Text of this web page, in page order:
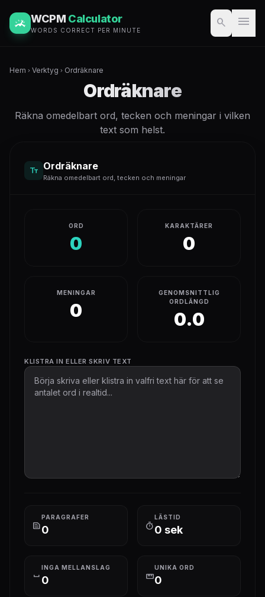
WCPM Calculator
WORDS CORRECT PER MINUTE
search menu
Hem chevron_right Verktyg chevron_right Ordräknare
Ordräknare
Räkna omedelbart ord, tecken och meningar i vilken
text som helst.
text_fields Ordräknare
Räkna omedelbart ord, tecken och meningar
ORD
0
KARAKTÄRER
0
MENINGAR
0
GENOMSNITTLIG
ORDLÄNGD
0.0
KLISTRA IN ELLER SKRIV TEXT
text_snippet
PARAGRAFER
0 timer
LÄSTID
0 sek
space_bar
INGA MELLANSLAG
0 straighten
UNIKA ORD
0